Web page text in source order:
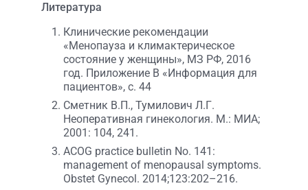
Литература
Клинические рекомендации
«Менопауза и климактерическое
состояние у женщины», МЗ РФ, 2016
год. Приложение В «Информация для
пациентов», с. 44
Сметник В.П., Тумилович Л.Г.
Неоперативная гинекология. М.: МИА;
2001: 104, 241.
ACOG practice bulletin No. 141:
management of menopausal symptoms.
Obstet Gynecol. 2014;123:202–216.